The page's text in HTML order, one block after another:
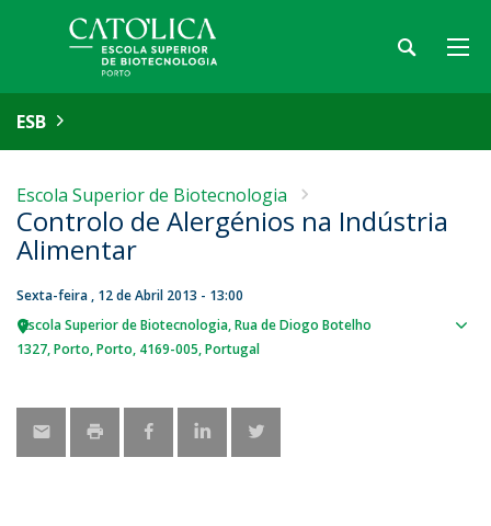
ESB
Escola Superior de Biotecnologia
Controlo de Alergénios na Indústria
Alimentar
Sexta-feira , 12 de Abril 2013 - 13:00
Escola Superior de Biotecnologia Rua de Diogo Botelho
1327 Porto Porto 4169-005 Portugal